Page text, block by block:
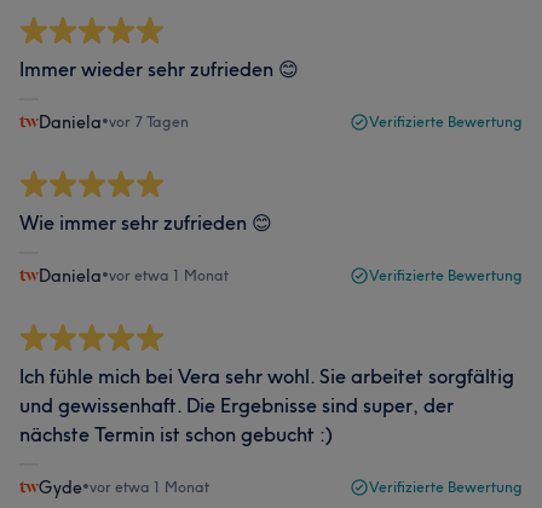
Immer wieder sehr zufrieden 😊
Daniela•vor 7 Tagen Verifizierte Bewertung
Wie immer sehr zufrieden 😊
Daniela•vor etwa 1 Monat Verifizierte Bewertung
Ich fühle mich bei Vera sehr wohl. Sie arbeitet sorgfältig
und gewissenhaft. Die Ergebnisse sind super, der
nächste Termin ist schon gebucht :)
Gyde•vor etwa 1 Monat Verifizierte Bewertung